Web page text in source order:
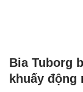
Bia Tuborg
khuấy động